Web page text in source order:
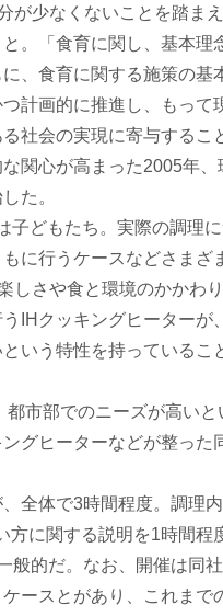
が少なくないことを踏ま
。「食育に関し、基本理
、食育に関する施策の基
計画的に推進し、もって
社会の実現に寄与するこ
関心が高まった2005年、
た。
どもたち。実際の調理
に行うケースなどさまざ
しさや食と環境のかかわ
IHクッキングヒーターが
いう特性を持っているこ
市部でのニーズが高いと
グヒーターなどが整った
全体で3時間程度。調理
に関する説明を1時間程
般的だ。なお、開催は同
ースとがあり、これまで